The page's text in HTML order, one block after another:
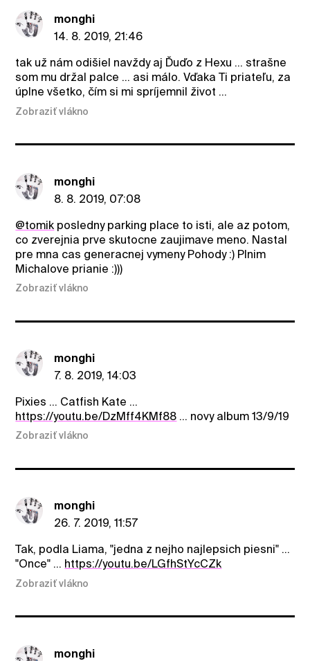
monghi
14. 8. 2019, 21:46
tak už nám odišiel navždy aj Ďuďo z Hexu ... strašne
som mu držal palce ... asi málo. Vďaka Ti priateľu, za
úplne všetko, čím si mi spríjemnil život ...
Zobraziť vlákno
monghi
8. 8. 2019, 07:08
@tomik posledny parking place to isti, ale az potom,
co zverejnia prve skutocne zaujimave meno. Nastal
pre mna cas generacnej vymeny Pohody :) Plnim
Michalove prianie :)))
Zobraziť vlákno
monghi
7. 8. 2019, 14:03
Pixies ... Catfish Kate ...
https://youtu.be/DzMff4KMf88 ... novy album 13/9/19
Zobraziť vlákno
monghi
26. 7. 2019, 11:57
Tak, podla Liama, "jedna z nejho najlepsich piesni" ...
"Once" ... https://youtu.be/LGfhStYcCZk
Zobraziť vlákno
monghi